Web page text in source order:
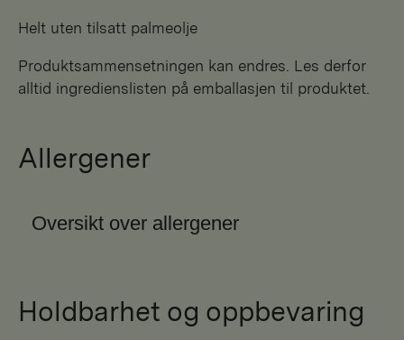
Helt uten tilsatt palmeolje
Produktsammensetningen kan endres. Les derfor
alltid ingredienslisten på emballasjen til produktet.
Allergener
Oversikt over allergener
Holdbarhet og oppbevaring